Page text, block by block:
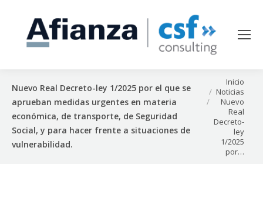
Nuevo Real Decreto-ley 1/2025 por el que se
aprueban medidas urgentes en materia
económica, de transporte, de Seguridad
Social, y para hacer frente a situaciones de
vulnerabilidad.
Estás aquí:
Inicio
Noticias
Nuevo
Real
Decreto-
ley
1/2025
por…